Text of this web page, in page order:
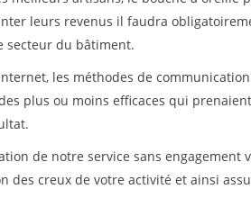
leurs revenus il faudra
secteur du bâtiment.
les méthodes de
plus ou moins efficaces qui
de notre service sans engagement
des creux de votre activité et ainsi